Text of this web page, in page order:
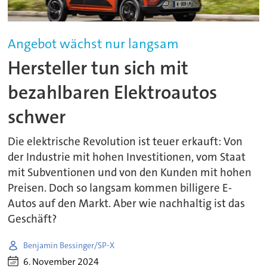
Angebot wächst nur langsam
Hersteller tun sich mit
bezahlbaren Elektroautos
schwer
Die elektrische Revolution ist teuer erkauft: Von
der Industrie mit hohen Investitionen, vom Staat
mit Subventionen und von den Kunden mit hohen
Preisen. Doch so langsam kommen billigere E-
Autos auf den Markt. Aber wie nachhaltig ist das
Geschäft?
Benjamin Bessinger/SP-X
6. November 2024